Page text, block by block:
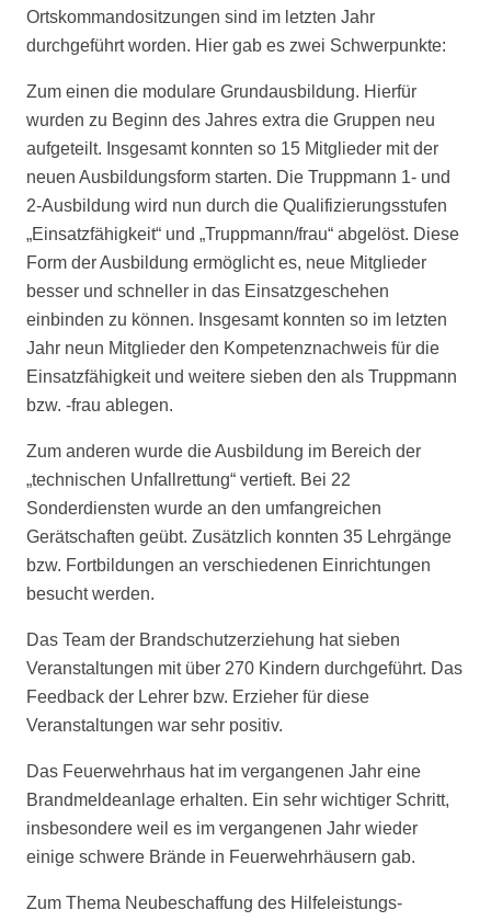
Ortskommandositzungen sind im letzten Jahr
durchgeführt worden. Hier gab es zwei Schwerpunkte:
Zum einen die modulare Grundausbildung. Hierfür
wurden zu Beginn des Jahres extra die Gruppen neu
aufgeteilt. Insgesamt konnten so 15 Mitglieder mit der
neuen Ausbildungsform starten. Die Truppmann 1- und
2-Ausbildung wird nun durch die Qualifizierungsstufen
„Einsatzfähigkeit“ und „Truppmann/frau“ abgelöst. Diese
Form der Ausbildung ermöglicht es, neue Mitglieder
besser und schneller in das Einsatzgeschehen
einbinden zu können. Insgesamt konnten so im letzten
Jahr neun Mitglieder den Kompetenznachweis für die
Einsatzfähigkeit und weitere sieben den als Truppmann
bzw. -frau ablegen.
Zum anderen wurde die Ausbildung im Bereich der
„technischen Unfallrettung“ vertieft. Bei 22
Sonderdiensten wurde an den umfangreichen
Gerätschaften geübt. Zusätzlich konnten 35 Lehrgänge
bzw. Fortbildungen an verschiedenen Einrichtungen
besucht werden.
Das Team der Brandschutzerziehung hat sieben
Veranstaltungen mit über 270 Kindern durchgeführt. Das
Feedback der Lehrer bzw. Erzieher für diese
Veranstaltungen war sehr positiv.
Das Feuerwehrhaus hat im vergangenen Jahr eine
Brandmeldeanlage erhalten. Ein sehr wichtiger Schritt,
insbesondere weil es im vergangenen Jahr wieder
einige schwere Brände in Feuerwehrhäusern gab.
Zum Thema Neubeschaffung des Hilfeleistungs-